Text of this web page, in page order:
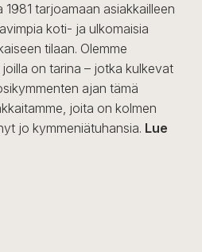
tarjoamaan asiakkailleen
koti- ja ulkomaisia
tilaan. Olemme
on tarina – jotka kulkevat
ajan tämä
joita on kolmen
jo kymmeniätuhansia. Lue